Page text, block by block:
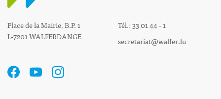
Place de la Mairie, B.P. 1
L-7201 WALFERDANGE
Tél.: 33 01 44 - 1
secretariat@walfer.lu